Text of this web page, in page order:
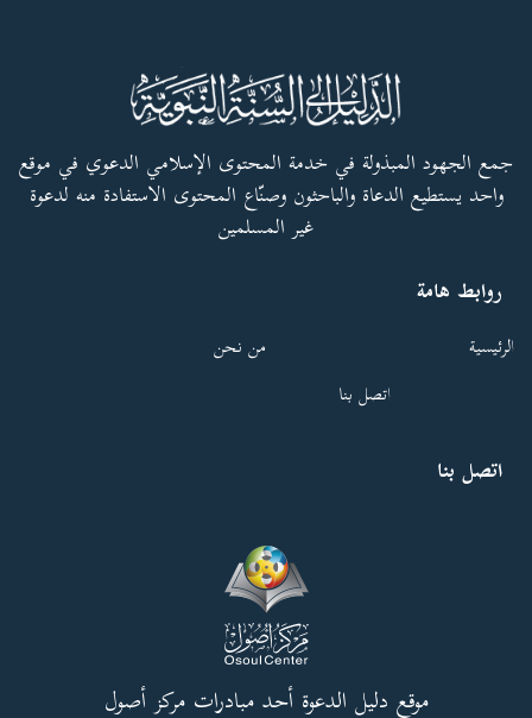
جمع الجهود المبذولة في خدمة المحتوى الإسلامي الدعوي في موقع
واحد يستطيع الدعاة والباحثون وصنّاع المحتوى الاستفادة منه لدعوة
غير المسلمين
روابط هامة
الرئيسية
من نحن
اتصل بنا
اتصل بنا
موقع دليل الدعوة أحد مبادرات مركز أصول